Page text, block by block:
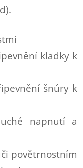
kladky k
šnúry k
napnutí a
povětrnostním